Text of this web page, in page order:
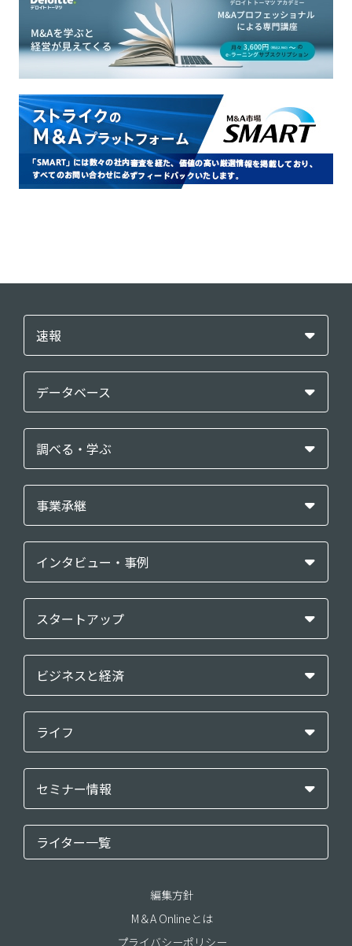
速報
データベース
調べる・学ぶ
事業承継
インタビュー・事例
スタートアップ
ビジネスと経済
ライフ
セミナー情報
ライター一覧
編集方針
M＆A Onlineとは
プライバシーポリシー